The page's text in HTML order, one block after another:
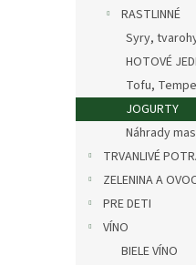
RASTLINNÉ
Syry,
HOTOVÉ
Tofu,
JOGURTY
Náhrady
TRVANLIVÉ
ZELENINA A
PRE DETI
VÍNO
BIELE VÍNO